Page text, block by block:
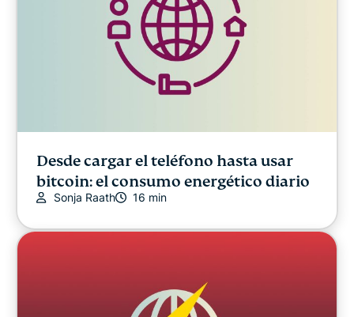
Desde cargar el teléfono hasta usar
bitcoin: el consumo energético diario
Sonja Raath 16 min